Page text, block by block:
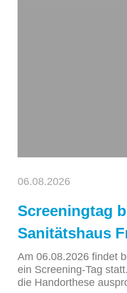
06.08.2026
Screeningtag
Sanitätshaus
Am 06.08.2026 findet
ein Screening-Tag
die Handorthese